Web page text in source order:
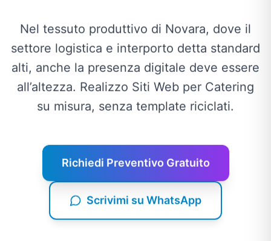
Nel tessuto produttivo di Novara, dove il
settore logistica e interporto detta standard
alti, anche la presenza digitale deve essere
all’altezza. Realizzo Siti Web per Catering
su misura, senza template riciclati.
Richiedi Preventivo Gratuito
Scrivimi su WhatsApp